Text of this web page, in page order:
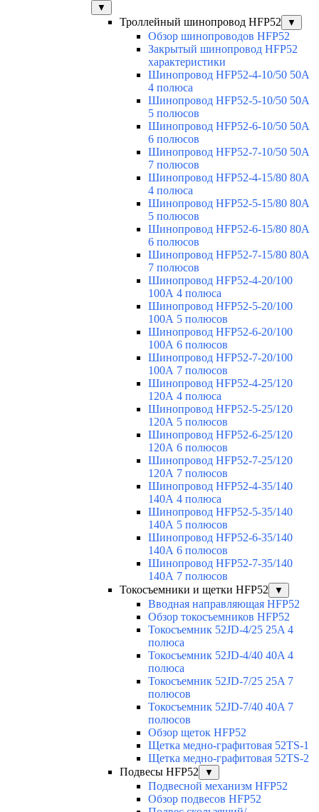
▼
Троллейный шинопровод HFP52 ▼
Обзор шинопроводов HFP52
Закрытый шинопровод HFP52
характеристики
Шинопровод HFP52-4-10/50 50A
4 полюса
Шинопровод HFP52-5-10/50 50А
5 полюсов
Шинопровод HFP52-6-10/50 50А
6 полюсов
Шинопровод HFP52-7-10/50 50А
7 полюсов
Шинопровод HFP52-4-15/80 80A
4 полюса
Шинопровод HFP52-5-15/80 80А
5 полюсов
Шинопровод HFP52-6-15/80 80А
6 полюсов
Шинопровод HFP52-7-15/80 80А
7 полюсов
Шинопровод HFP52-4-20/100
100А 4 полюса
Шинопровод HFP52-5-20/100
100А 5 полюсов
Шинопровод HFP52-6-20/100
100А 6 полюсов
Шинопровод HFP52-7-20/100
100А 7 полюсов
Шинопровод HFP52-4-25/120
120А 4 полюса
Шинопровод HFP52-5-25/120
120А 5 полюсов
Шинопровод HFP52-6-25/120
120А 6 полюсов
Шинопровод HFP52-7-25/120
120А 7 полюсов
Шинопровод HFP52-4-35/140
140А 4 полюса
Шинопровод HFP52-5-35/140
140А 5 полюсов
Шинопровод HFP52-6-35/140
140А 6 полюсов
Шинопровод HFP52-7-35/140
140А 7 полюсов
Токосъемники и щетки HFP52
▼
Вводная направляющая HFP52
Обзор токосъемников HFP52
Токосъемник 52JD-4/25 25A 4
полюса
Токосъемник 52JD-4/40 40A 4
полюса
Токосъемник 52JD-7/25 25A 7
полюсов
Токосъемник 52JD-7/40 40A 7
полюсов
Обзор щеток HFP52
Щетка медно-графитовая 52TS-1
Щетка медно-графитовая 52TS-2
Подвесы HFP52
▼
Подвесной механизм HFP52
Обзор подвесов HFP52